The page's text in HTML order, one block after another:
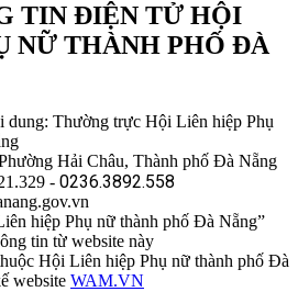
TIN ĐIỆN TỬ HỘI
NỮ THÀNH PHỐ ĐÀ
dung: Thường trực Hội Liên hiệp Phụ
Hải Châu, Thành phố Đà Nẵng
- 0236.3892.558
hiệp Phụ nữ thành phố Đà Nẵng”
tin từ website này
Hội Liên hiệp Phụ nữ thành phố Đà
website WAM.VN